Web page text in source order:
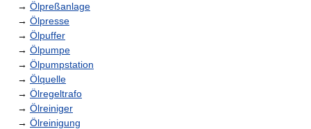
→ Ölpreßanlage
→ Ölpresse
→ Ölpuffer
→ Ölpumpe
→ Ölpumpstation
→ Ölquelle
→ Ölregeltrafo
→ Ölreiniger
→ Ölreinigung